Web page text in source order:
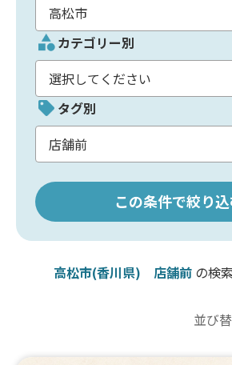
カテゴリー別
タグ別
この条件で絞り
高松市(香川県) 店舗前の検
並び